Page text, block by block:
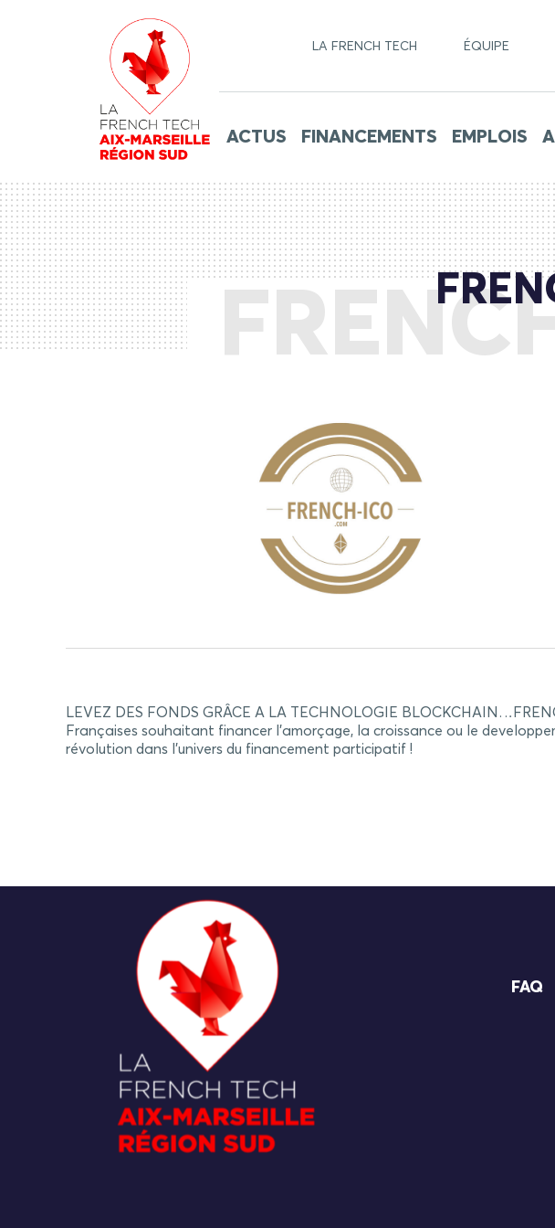
LA FRENCH TECH ÉQUIPE
ACTUS FINANCEMENTS EMPLOIS
LEVEZ DES FONDS GRÂCE A LA TECHNOLOGIE
Françaises souhaitant financer l’amorçage, la croissance ou le
révolution dans l’univers du financement participatif !
FAQ